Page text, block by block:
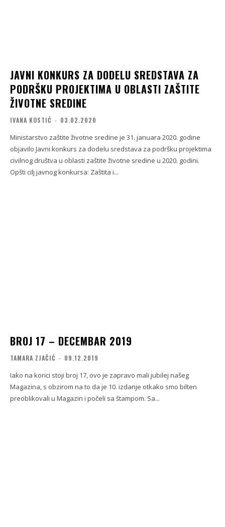
JAVNI KONKURS ZA DODELU SREDSTAVA ZA
PODRŠKU PROJEKTIMA U OBLASTI ZAŠTITE
ŽIVOTNE SREDINE
IVANA KOSTIĆ - 03.02.2020
Ministarstvo zaštite životne sredine je 31. januara 2020. godine
objavilo Javni konkurs za dodelu sredstava za podršku projektima
civilnog društva u oblasti zaštite životne sredine u 2020. godini.
Opšti cilj javnog konkursa: Zaštita i...
BROJ 17 – DECEMBAR 2019
TAMARA ZJAČIĆ - 09.12.2019
Iako na korici stoji broj 17, ovo je zapravo mali jubilej našeg
Magazina, s obzirom na to da je 10. izdanje otkako smo bilten
preoblikovali u Magazin i počeli sa štampom. Sa...